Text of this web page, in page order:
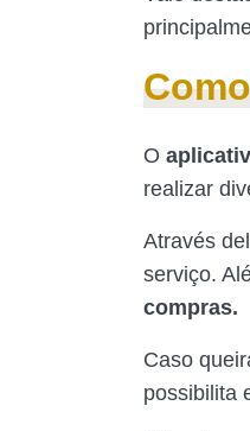
O
realizar
Através
serviço.
compras.
Caso
possibilita